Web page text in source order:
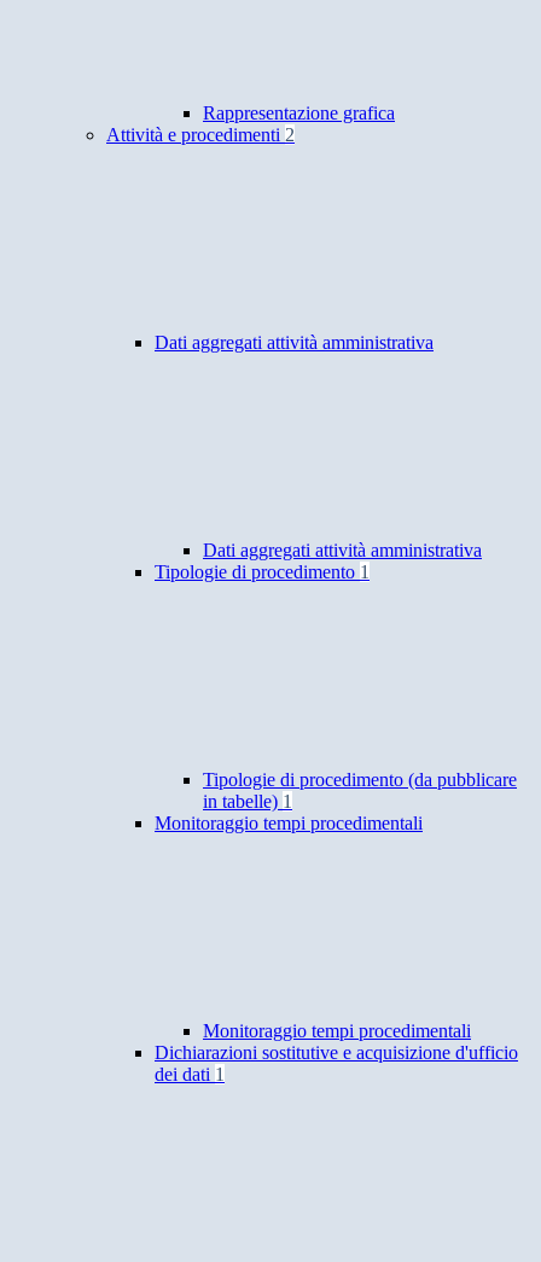
Rappresentazione grafica
Attività e procedimenti 2
Dati aggregati attività amministrativa
Dati aggregati attività amministrativa
Tipologie di procedimento 1
Tipologie di procedimento (da pubblicare
in tabelle) 1
Monitoraggio tempi procedimentali
Monitoraggio tempi procedimentali
Dichiarazioni sostitutive e acquisizione d'ufficio
dei dati 1